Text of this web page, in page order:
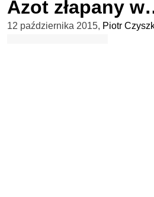
Azot złapany
12 października 2015, Piotr